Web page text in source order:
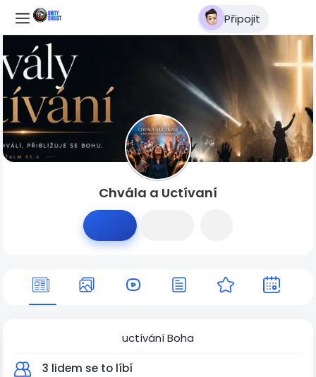
Připojit
Chvála a Uctívaní
uctívání Boha
3 lidem se to líbí